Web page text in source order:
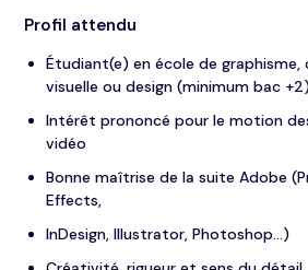
Profil attendu
Étudiant(e) en école de
visuelle ou design (minimum bac
Intérêt prononcé pour le motion
vidéo
Bonne maîtrise de la suite Adobe
Effects,
InDesign, Illustrator, Photoshop…)